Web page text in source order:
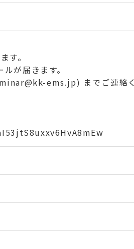
す。
が届きます。
ems.jp) までご連絡く